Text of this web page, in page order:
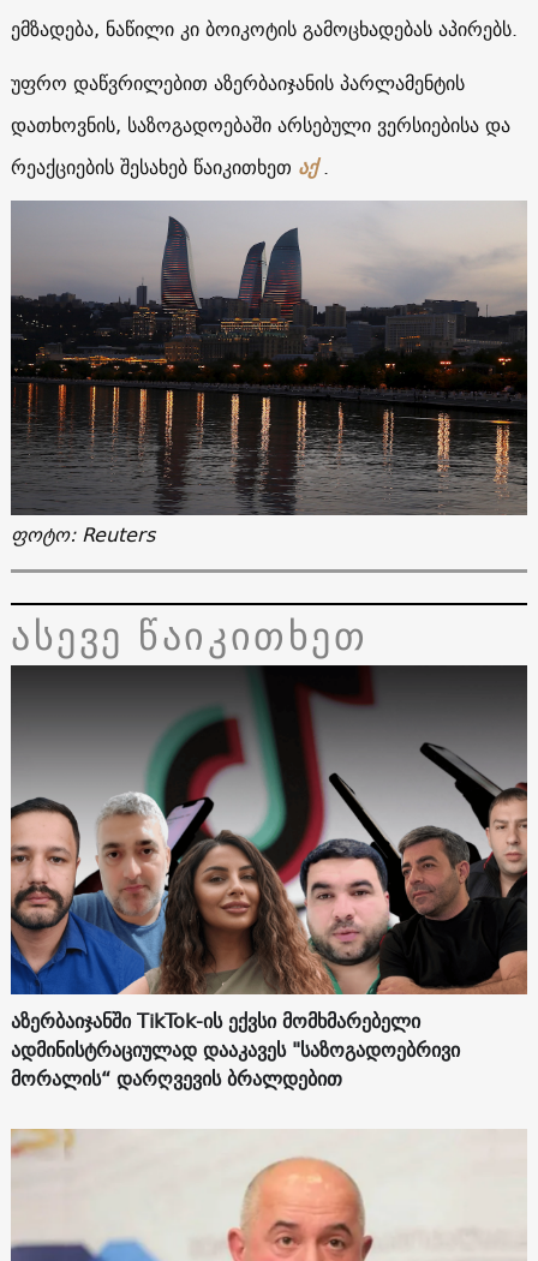
ემზადება, ნაწილი კი ბოიკოტის გამოცხადებას აპირებს.
უფრო დაწვრილებით აზერბაიჯანის პარლამენტის
დათხოვნის, საზოგადოებაში არსებული ვერსიებისა და
რეაქციების შესახებ წაიკითხეთ აქ.
ფოტო: Reuters
ასევე წაიკითხეთ
აზერბაიჯანში TikTok-ის ექვსი მომხმარებელი
ადმინისტრაციულად დააკავეს "საზოგადოებრივი
მორალის“ დარღვევის ბრალდებით